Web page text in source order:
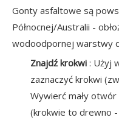
Gonty asfaltowe są
Północnej/Australii -
wodoodpornej warstwy
Znajdź krokwi : Użyj
zaznaczyć krokwi
Wywierć mały
(krokwie to drewno -